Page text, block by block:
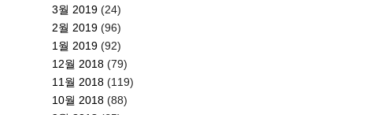
3월 2019 (24)
2월 2019 (96)
1월 2019 (92)
12월 2018 (79)
11월 2018 (119)
10월 2018 (88)